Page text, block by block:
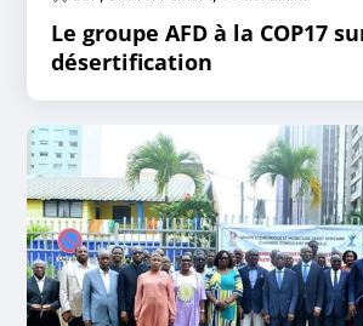
Le groupe AFD à la COP17
désertification